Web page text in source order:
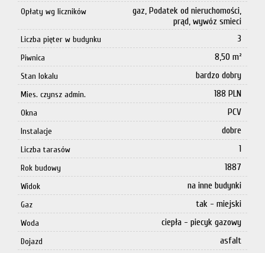
Opłaty wg liczników
gaz, Podatek od nieruchomości,
prąd, wywóz smieci
Liczba pięter w budynku 3
Piwnica 8,50 m²
Stan lokalu bardzo dobry
Mies. czynsz admin. 188 PLN
Okna PCV
Instalacje dobre
Liczba tarasów 1
Rok budowy 1887
Widok na inne budynki
Gaz tak - miejski
Woda ciepła - piecyk gazowy
Dojazd asfalt